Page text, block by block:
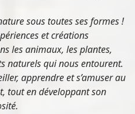
sous toutes ses formes !
et créations
les animaux, les plantes,
naturels qui nous entourent.
apprendre et s’amuser au
tout en développant son